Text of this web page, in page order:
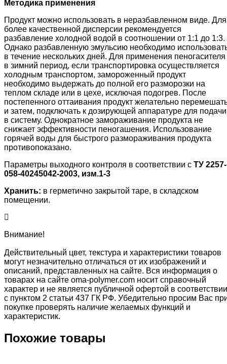
Методика применения
Продукт можно использовать в неразбавленном виде. Для
более качественной дисперсии рекомендуется
разбавление холодной водой в соотношении от 1:1 до 1:3.
Однако разбавленную эмульсию необходимо
в течение нескольких дней. Для применения пеногасителя
в зимний период, если транспортировка осуществляется
холодным транспортом, замороженный продукт
необходимо выдержать до полной его разморозки на
теплом складе или в цехе, исключая подогрев. После
постепенного оттаивания продукт желательно
и затем, подключать к дозирующей аппаратуре для подачи
в систему. Однократное замораживание продукта не
снижает эффективности пеногашения. Использование
горячей воды для быстрого размораживания продукта
противопоказано.
Параметры выходного контроля в соответствии с ТУ 2257-
058-40245042-2003, изм.1-3
Хранить: в герметично закрытой таре, в складском
помещении.
Внимание!
Действительный цвет, текстура и характеристики товаров
могут незначительно отличаться от их изображений и
описаний, представленных на сайте. Вся информация о
товарах на сайте oma-polymer.com носит справочный
характер и не является публичной офертой в соответствии
с пунктом 2 статьи 437 ГК РФ. Убедительно просим Вас
покупке проверять наличие желаемых функций и
характеристик.
Похожие товары